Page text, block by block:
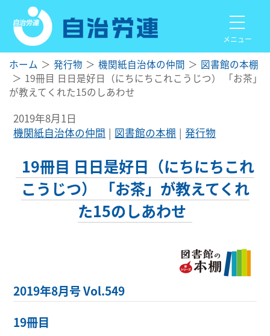
メニュー
ホーム 発行物 機関紙自治体の仲間
図書館の本棚
19冊目 日日是好日（にちにちこれこうじつ） 「お茶」
が教えてくれた15のしあわせ
2019年8月1日
機関紙自治体の仲間
図書館の本棚 発行物
19冊目 日日是好日（にちにちこれ
こうじつ） 「お茶」が教えてくれ
た15のしあわせ
2019年8月号 Vol.549
19冊目